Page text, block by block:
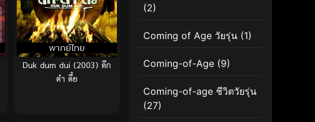
พากย์ไทย
Duk dum dui (2003) ดึก
ดำ ดึ๋ย
(2)
Coming of Age วัยรุ่น (1)
Coming-of-Age (9)
Coming-of-age ชีวิตวัยรุ่น
(27)